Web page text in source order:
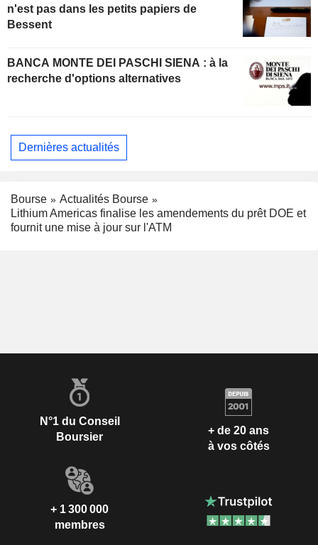
n'est pas dans les petits papiers de
Bessent
BANCA MONTE DEI PASCHI SIENA : à la
recherche d'options alternatives
Dernières actualités
Bourse
Actualités Bourse
Lithium Americas finalise les amendements du prêt DOE et
fournit une mise à jour sur l'ATM
N°1 du Conseil
Boursier
+ de 20 ans
à vos côtés
+ 1 300 000
membres